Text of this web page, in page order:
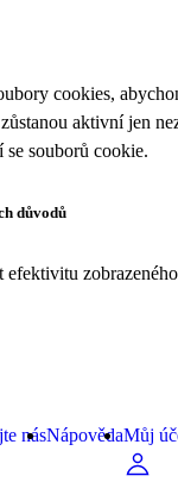
cookies,
aktivní jen
se souborů cookie.
důvodů
násNápovědaMůj